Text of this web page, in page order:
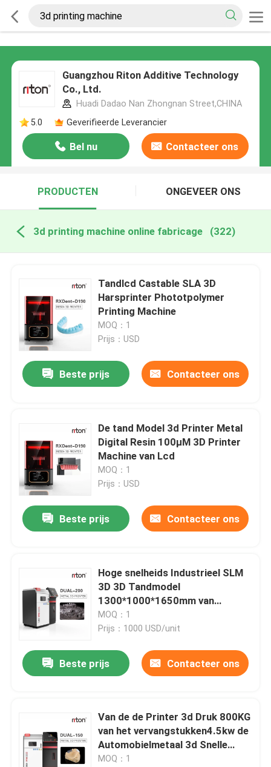
Guangzhou Riton Additive Technology
Co., Ltd.
Huadi Dadao Nan Zhongnan Street,CHINA
5.0
Geverifieerde Leverancier
Bel nu Contacteer ons
PRODUCTEN ONGEVEER ONS
3d printing machine online fabricage (322)
Tandlcd Castable SLA 3D
Harsprinter Phototpolymer
Printing Machine
MOQ：1
Prijs：USD
Beste prijs Contacteer ons
De tand Model 3d Printer Metal
Digital Resin 100μM 3D Printer
Machine van Lcd
MOQ：1
Prijs：USD
Beste prijs Contacteer ons
Hoge snelheids Industrieel SLM
3D 3D Tandmodel
1300*1000*1650mm van
Printermachine for
MOQ：1
Prijs：1000 USD/unit
Beste prijs Contacteer ons
Van de de Printer 3d Druk 800KG
van het vervangstukken4.5kw de
Automobielmetaal 3d Snelle
Snelheid
MOQ：1